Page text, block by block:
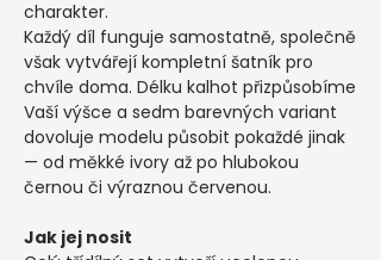
charakter.
Každý díl funguje samostatně, společně
však vytvářejí kompletní šatník pro
chvíle doma. Délku kalhot přizpůsobíme
Vaší výšce a sedm barevných variant
dovoluje modelu působit pokaždé jinak
— od měkké ivory až po hlubokou
černou či výraznou červenou.
Jak jej nosit